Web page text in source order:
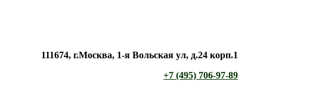
111674, г.Москва, 1-я Вольская ул, д.24 корп.1
+7 (495) 706-97-89